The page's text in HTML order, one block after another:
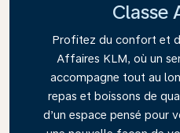
Classe
Profitez du confort et
Affaires KLM, où un
accompagne tout au
repas et boissons de
d’un espace pensé pour